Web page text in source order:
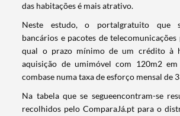
das habitações é mais atrativo.
Neste estudo, o portalgratuito que
bancários e pacotes de
qual o prazo mínimo de um crédito à
aquisição de umimóvel com 120m2 em
combase numa taxa de esforço mensal de
Na tabela que se segueencontram-se
recolhidos pelo ComparaJá.pt para o